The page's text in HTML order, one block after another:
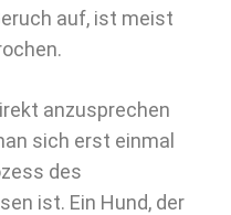
auf, ist meist
anzusprechen
sich erst einmal
des
ist. Ein Hund, der